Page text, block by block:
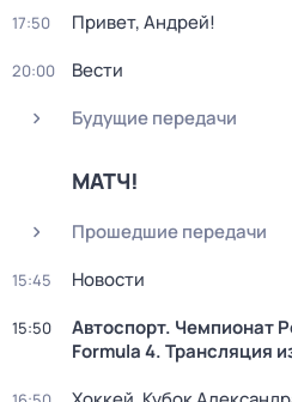
17:50 Привет, Андрей!
20:00
Вести
Будущие передачи
МАТЧ!
Прошедшие передачи
15:45 Новости
15:50
Автоспорт. Чемпионат
Formula 4. Трансляция